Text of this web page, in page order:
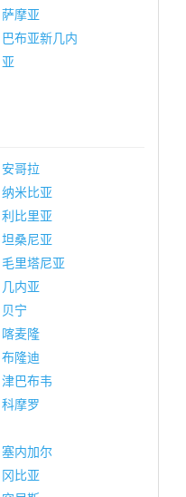
萨摩亚
巴布亚新几内
亚
安哥拉
纳米比亚
利比里亚
坦桑尼亚
毛里塔尼亚
几内亚
贝宁
喀麦隆
布隆迪
津巴布韦
科摩罗
塞内加尔
冈比亚